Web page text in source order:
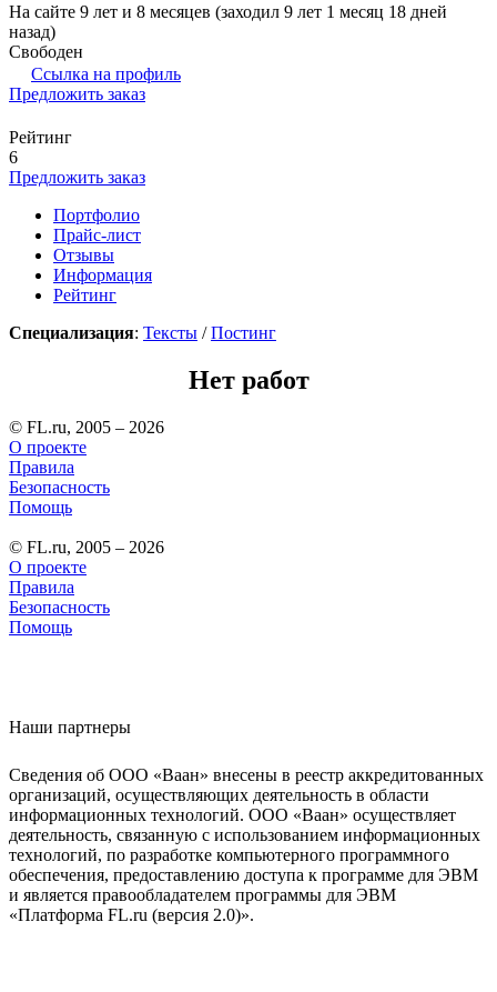
На сайте 9 лет и 8 месяцев (заходил 9 лет 1 месяц 18 дней
назад)
Свободен
Ссылка на профиль
Предложить заказ
Рейтинг
6
Предложить заказ
Портфолио
Прайс-лист
Отзывы
Информация
Рейтинг
Специализация: Тексты /Постинг
Нет работ
© FL.ru, 2005 – 2026
О проекте
Правила
Безопасность
Помощь
© FL.ru, 2005 – 2026
О проекте
Правила
Безопасность
Помощь
Наши партнеры
Сведения об ООО «Ваан» внесены в реестр аккредитованных
организаций, осуществляющих деятельность в области
информационных технологий. ООО «Ваан» осуществляет
деятельность, связанную с использованием информационных
технологий, по разработке компьютерного программного
обеспечения, предоставлению доступа к программе для ЭВМ
и является правообладателем программы для ЭВМ
«Платформа FL.ru (версия 2.0)».